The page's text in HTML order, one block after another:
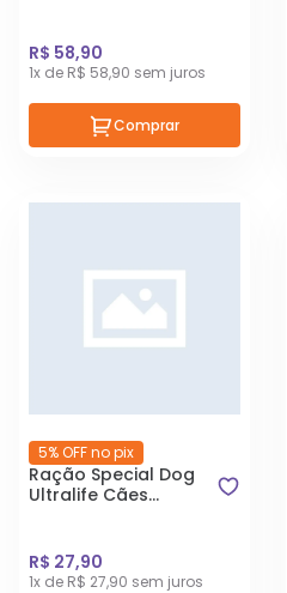
R$ 58,90
1x de R$ 58,90 sem juros
Comprar
5% OFF no pix
Ração Special Dog
Ultralife Cães
R$ 27,90
1x de R$ 27,90 sem juros